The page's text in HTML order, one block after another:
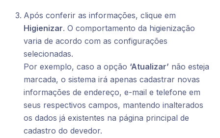
Após conferir as informações, clique em
Higienizar. O comportamento da higienização
varia de acordo com as configurações
selecionadas.
Por exemplo, caso a opção ‘Atualizar’ não esteja
marcada, o sistema irá apenas cadastrar novas
informações de endereço, e-mail e telefone em
seus respectivos campos, mantendo inalterados
os dados já existentes na página principal de
cadastro do devedor.